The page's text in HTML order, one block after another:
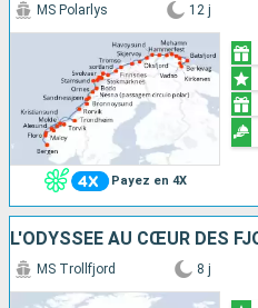
Payez en 4X
MS Polarlys 12 j
L'ODYSSÉE AU CŒUR DES
MS Trollfjord 8 j